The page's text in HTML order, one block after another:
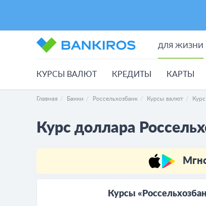
ДЛЯ ЖИЗНИ
КУРСЫ ВАЛЮТ КРЕДИТЫ КАРТЫ
Главная Банки Россельхозбанк Курсы валют
Курс доллара
Курсы